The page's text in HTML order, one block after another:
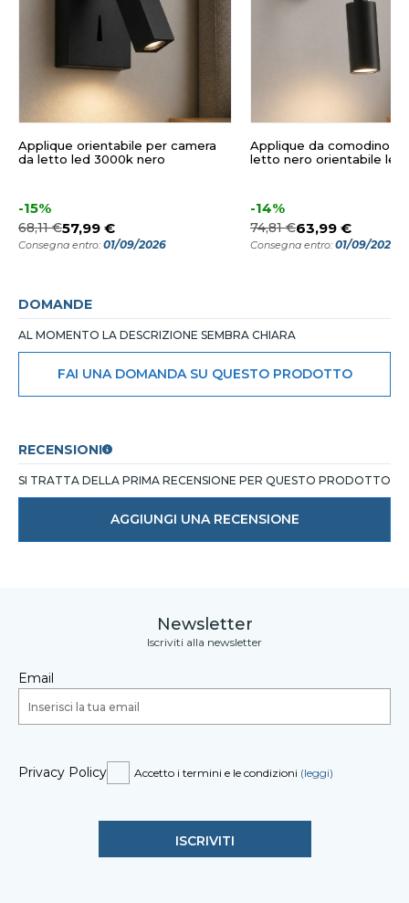
Applique orientabile per camera
da letto led 3000k nero
-15%
68,11 €57,99 €
Consegna entro: 01/09/2026
Applique da comodino
letto nero orientabile led
-14%
74,81 €63,99 €
Consegna entro: 01/09/2026
DOMANDE
AL MOMENTO LA DESCRIZIONE SEMBRA CHIARA
FAI UNA DOMANDA SU QUESTO PRODOTTO
RECENSIONI
SI TRATTA DELLA PRIMA RECENSIONE PER QUESTO PRODOTTO
AGGIUNGI UNA RECENSIONE
Newsletter
Iscriviti alla newsletter
Email
Privacy Policy Accetto i termini e le condizioni (leggi)